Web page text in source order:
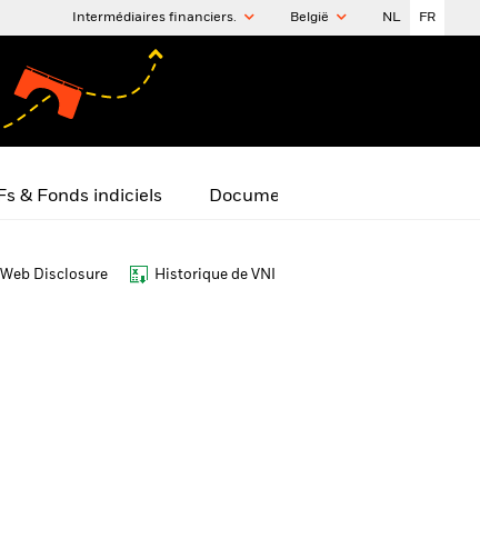
Intermédiaires financiers. België NL FR
& Fonds indiciels Documents
Disclosure Historique de VNI